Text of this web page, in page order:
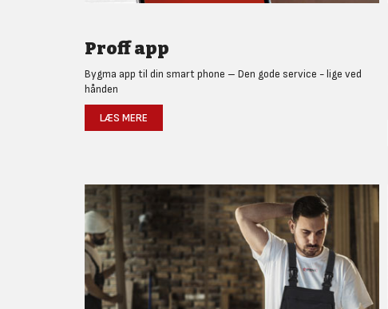
Proff app
Bygma app til din smart phone – Den gode service - lige ved
hånden
LÆS MERE